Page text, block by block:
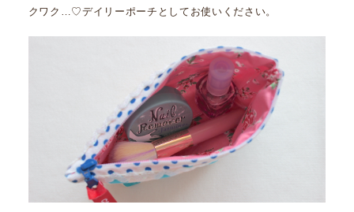
クワク…♡デイリーポーチとしてお使いください。